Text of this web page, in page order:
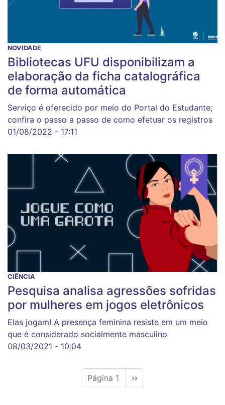
NOVIDADE
Bibliotecas UFU disponibilizam a
elaboração da ficha catalográfica
de forma automática
Serviço é oferecido por meio do Portal do Estudante;
confira o passo a passo de como efetuar os registros
01/08/2022 - 17:11
CIÊNCIA
Pesquisa analisa agressões sofridas
por mulheres em jogos eletrônicos
Elas jogam! A presença feminina resiste em um meio
que é considerado socialmente masculino
08/03/2021 - 10:04
Página 1
Próxima
página
››